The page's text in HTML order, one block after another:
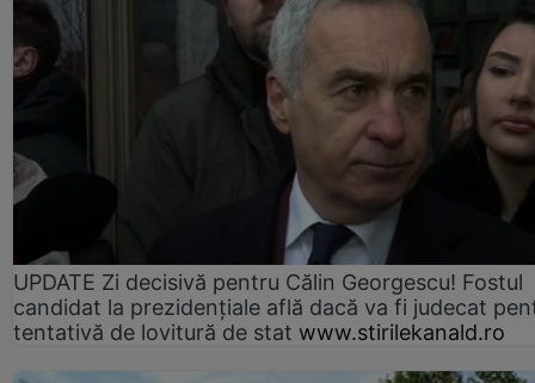
UPDATE Zi decisivă pentru Călin Georgescu! Fostul
candidat la prezidențiale află dacă va fi judecat
tentativă de lovitură de stat www.stirilekanald.ro